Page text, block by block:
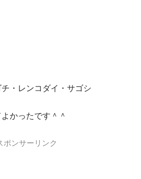
・レンコダイ・サゴシ
かったです＾＾
ポンサーリンク